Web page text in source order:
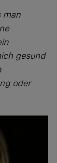
man
gesund
oder